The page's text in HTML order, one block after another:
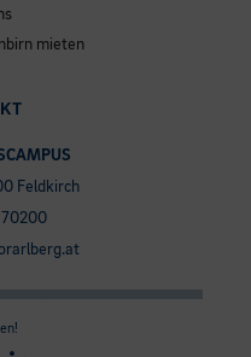
mieten
Feldkirch